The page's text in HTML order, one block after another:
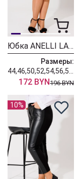
Юбка ANELLI LAUREL 1438 черны
Размеры:
172 BYN196 BYN
10%